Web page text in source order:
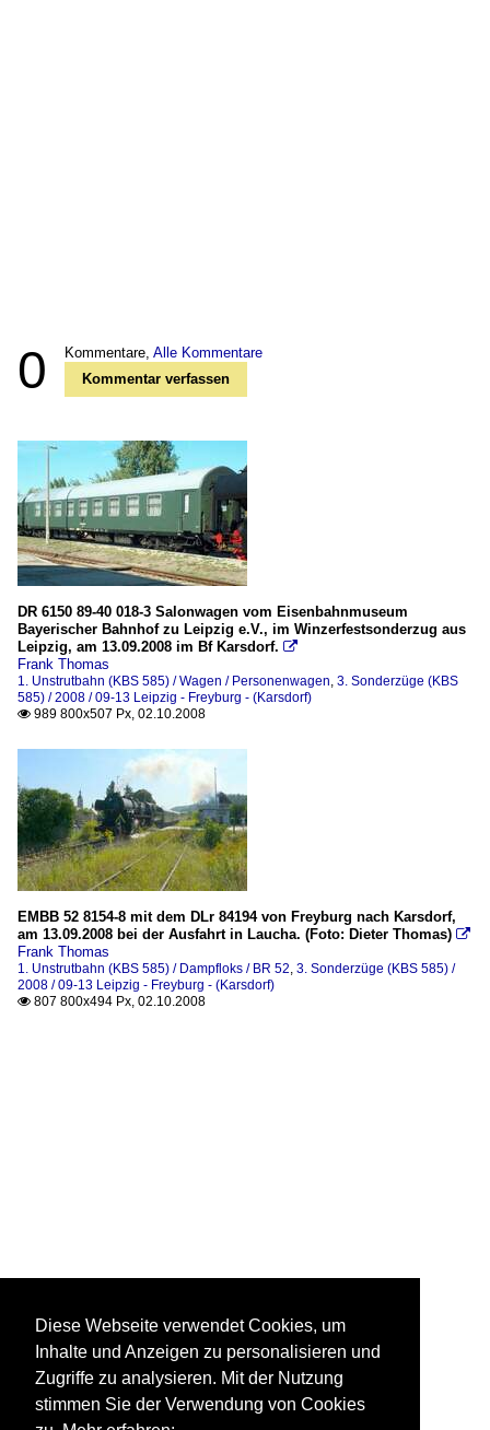
0 Kommentare, Alle Kommentare
Kommentar verfassen
DR 6150 89-40 018-3 Salonwagen vom Eisenbahnmuseum
Bayerischer Bahnhof zu Leipzig e.V., im Winzerfestsonderzug aus
Leipzig, am 13.09.2008 im Bf Karsdorf. 
Frank Thomas
1. Unstrutbahn (KBS 585) / Wagen / Personenwagen, 3. Sonderzüge (KBS
585) / 2008 / 09-13 Leipzig - Freyburg - (Karsdorf)
 989 800x507 Px, 02.10.2008
EMBB 52 8154-8 mit dem DLr 84194 von Freyburg nach Karsdorf,
am 13.09.2008 bei der Ausfahrt in Laucha. (Foto: Dieter Thomas) 
Frank Thomas
1. Unstrutbahn (KBS 585) / Dampfloks / BR 52, 3. Sonderzüge (KBS 585) /
2008 / 09-13 Leipzig - Freyburg - (Karsdorf)
 807 800x494 Px, 02.10.2008
Diese Webseite verwendet Cookies, um
Inhalte und Anzeigen zu personalisieren und
Zugriffe zu analysieren. Mit der Nutzung
stimmen Sie der Verwendung von Cookies